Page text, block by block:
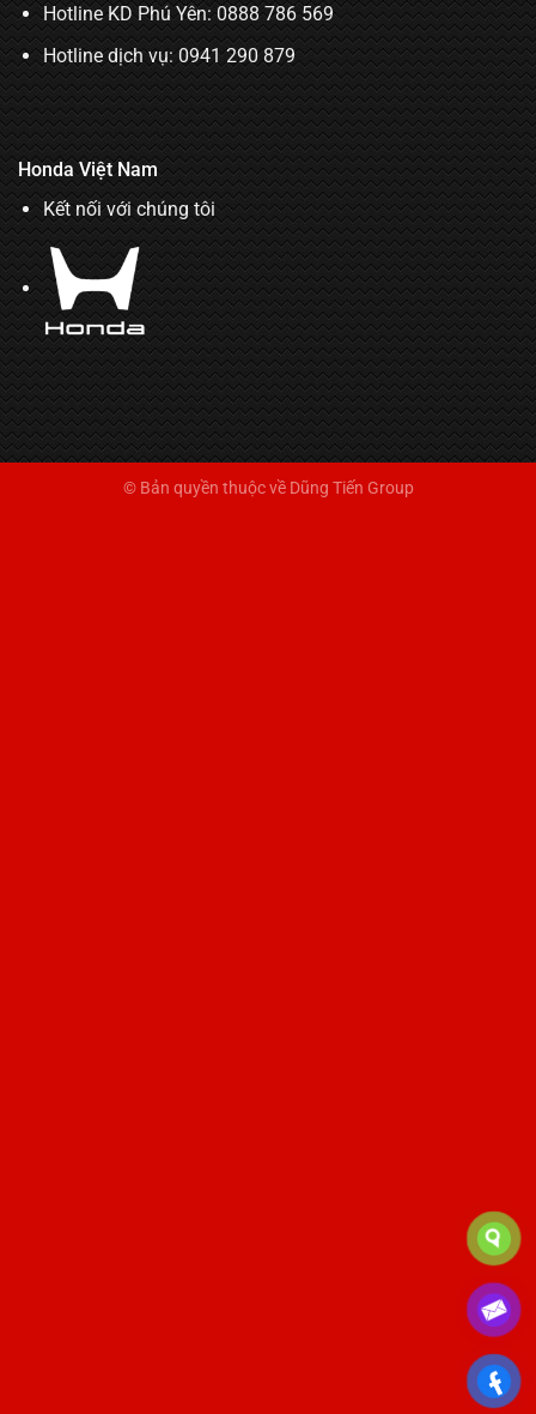
© Bản quyền thuộc về Dũng Tiến Group